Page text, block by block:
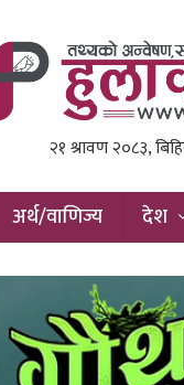
अर्थ/वाणिज्य देश